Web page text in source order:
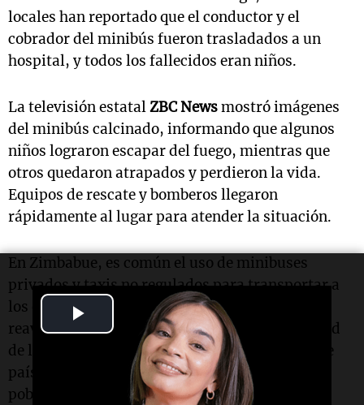
Video
locales han reportado que el conductor y el
cobrador del minibús fueron trasladados a un
hospital, y todos los fallecidos eran niños.
La televisión estatalZBC Newsmostró imágenes
del minibús calcinado, informando que algunos
niños lograron escapar del fuego, mientras que
otros quedaron atrapados y perdieron la vida.
Equipos de rescate y bomberos llegaron
rápidamente al lugar para atender la situación.
En Zimbabue, es común el uso de minibuses
privados y taxis no regulados para transportar a
los estudiantes. Este trágico accidente ha
reavivado las preocupaciones sobre la seguridad
de los vehículos que transportan a niños en este
país del sur de África, que cuenta con una
población de aproximadamente 15 millones de